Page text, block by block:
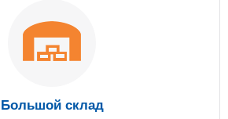
Большой склад